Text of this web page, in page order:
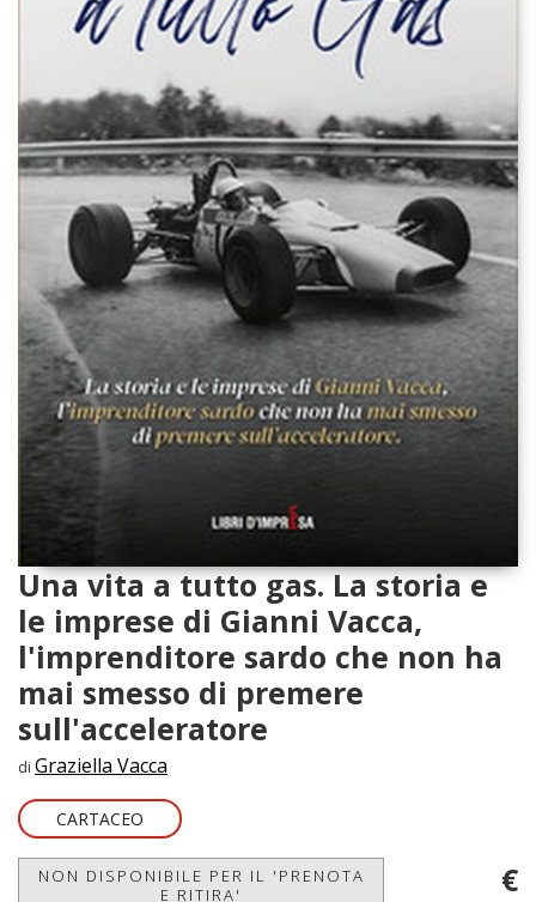
Una vita a tutto gas. La storia e
le imprese di Gianni Vacca,
l'imprenditore sardo che non ha
mai smesso di premere
sull'acceleratore
di Graziella Vacca
CARTACEO
NON DISPONIBILE PER IL 'PRENOTA
E RITIRA'
€